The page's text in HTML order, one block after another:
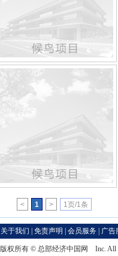
< 1 > 1页/1条
关于我们 免责声明 会员服务 广告
版权所有 © 总部经济中国网
Inc. All